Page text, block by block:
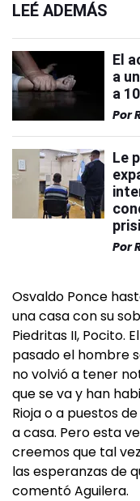
LEÉ ADEMÁS
El
a
a
Por
Le
Por
Osvaldo Ponce
una casa con su
Piedritas II, Pocito.
pasado el hombre
no volvió a tener
que se va y han
Rioja o a puestos
a casa. Pero esta
creemos que tal
las esperanzas de
comentó Aguilera.